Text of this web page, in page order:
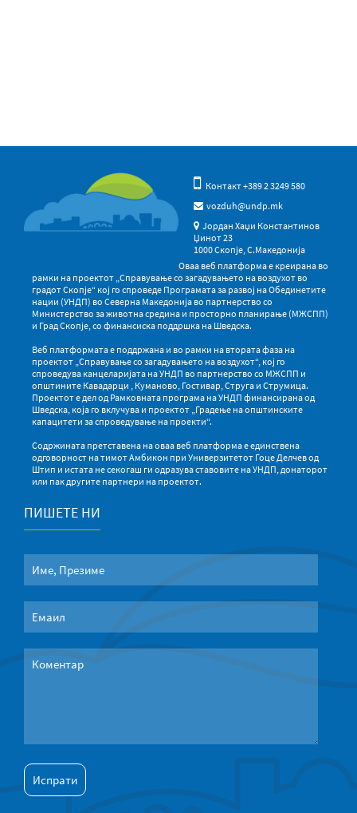
Контакт +389 2 3249 580
vozduh@undp.mk
Јордан Хаџи Константинов
Џинот 23
1000 Скопје, С.Македонија
Оваа веб платформа е креирана во
рамки на проектот „Справување со загадувањето на воздухот во
градот Скопје“ кој го спроведе Програмата за развој на Обединетите
нации (УНДП) во Северна Македонија во партнерство со
Министерство за животна средина и просторно планирање (МЖСПП)
и Град Скопје, со финансиска поддршка на Шведска.
Веб платформата е поддржана и во рамки на втората фаза на
проектот „Справување со загадувањето на воздухот“, кој го
спроведува канцеларијата на УНДП во партнерство со МЖСПП и
општините Кавадарци , Куманово, Гостивар, Струга и Струмица.
Проектот е дел од Рамковната програма на УНДП финансирана од
Шведска, која го вклучува и проектот „Градење на општинските
капацитети за спроведување на проекти“.
Содржината претставена на оваа веб платформа е единствена
одговорност на тимот Амбикон при Универзитетот Гоце Делчев од
Штип и истата не секогаш ги одразува ставовите на УНДП, донаторот
или пак другите партнери на проектот.
ПИШЕТЕ НИ